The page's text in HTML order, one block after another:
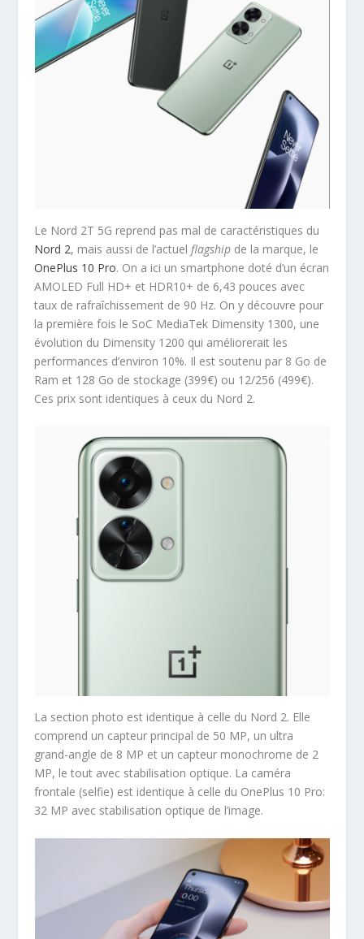
Le Nord 2T 5G reprend pas mal de caractéristiques du
Nord 2, mais aussi de l’actuelflagship de la marque, le
OnePlus 10 Pro. On a ici un smartphone doté d’un écran
AMOLED Full HD+ et HDR10+ de 6,43 pouces avec
taux de rafraîchissement de 90 Hz. On y découvre pour
la première fois le SoC MediaTek Dimensity 1300, une
évolution du Dimensity 1200 qui améliorerait les
performances d’environ 10%. Il est soutenu par 8 Go de
Ram et 128 Go de stockage (399€) ou 12/256 (499€).
Ces prix sont identiques à ceux du Nord 2.
La section photo est identique à celle du Nord 2. Elle
comprend un capteur principal de 50 MP, un ultra
grand-angle de 8 MP et un capteur monochrome de 2
MP, le tout avec stabilisation optique. La caméra
frontale (selfie) est identique à celle du OnePlus 10 Pro:
32 MP avec stabilisation optique de l’image.